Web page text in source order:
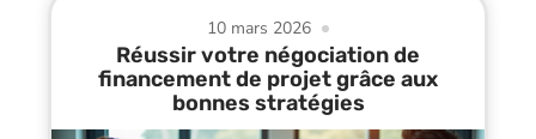
10 mars 2026
Réussir votre négociation de
financement de projet grâce aux
bonnes stratégies